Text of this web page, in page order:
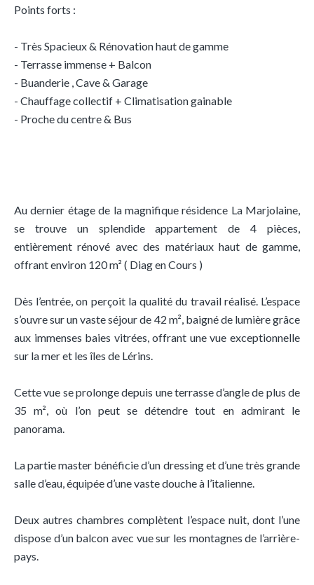
Points forts :
- Très Spacieux & Rénovation haut de gamme
- Terrasse immense + Balcon
- Buanderie , Cave & Garage
- Chauffage collectif + Climatisation gainable
- Proche du centre & Bus
Au dernier étage de la magnifique résidence La Marjolaine,
se trouve un splendide appartement de 4 pièces,
entièrement rénové avec des matériaux haut de gamme,
offrant environ 120 m² ( Diag en Cours )
Dès l’entrée, on perçoit la qualité du travail réalisé. L’espace
s’ouvre sur un vaste séjour de 42 m², baigné de lumière grâce
aux immenses baies vitrées, offrant une vue exceptionnelle
sur la mer et les îles de Lérins.
Cette vue se prolonge depuis une terrasse d’angle de plus de
35 m², où l’on peut se détendre tout en admirant le
panorama.
La partie master bénéficie d’un dressing et d’une très grande
salle d’eau, équipée d’une vaste douche à l’italienne.
Deux autres chambres complètent l’espace nuit, dont l’une
dispose d’un balcon avec vue sur les montagnes de l’arrière-
pays.